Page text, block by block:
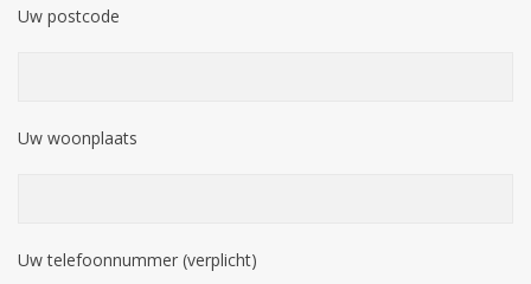
Uw postcode
Uw woonplaats
Uw telefoonnummer (verplicht)